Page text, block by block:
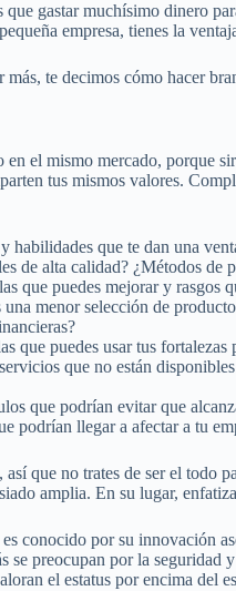
gastar muchísimo dinero
empresa, tienes la
te decimos cómo hacer
el mismo mercado, porque
tus mismos valores.
habilidades que te dan una
de alta calidad? ¿Métodos de
que puedes mejorar y rasgos
menor selección de
que puedes usar tus
que no están
que podrían evitar que
podrían llegar a afectar a tu
que no trates de ser el todo
amplia. En su lugar,
conocido por su innovación
se preocupan por la
el estatus por encima del